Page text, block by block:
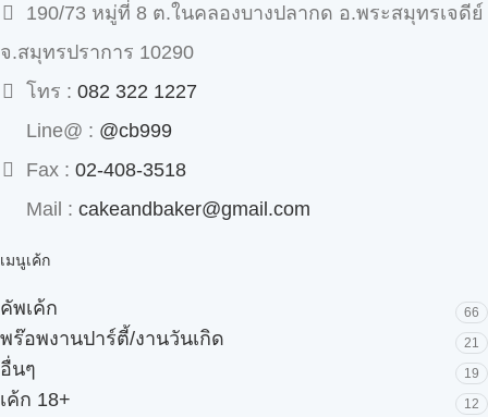
190/73 หมู่ที่ 8 ต.ในคลองบางปลากด อ.พระสมุทรเจดีย์
จ.สมุทรปราการ 10290
โทร : 082 322 1227
Line@ : @cb999
Fax : 02-408-3518
Mail : cakeandbaker@gmail.com
เมนูเค้ก
คัพเค้ก 66
พร๊อพงานปาร์ตี้/งานวันเกิด 21
อื่นๆ 19
เค้ก 18+ 12